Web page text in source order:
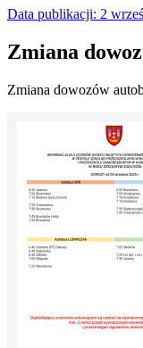
Data publikacji: 2
Zmiana
Zmiana dowozów